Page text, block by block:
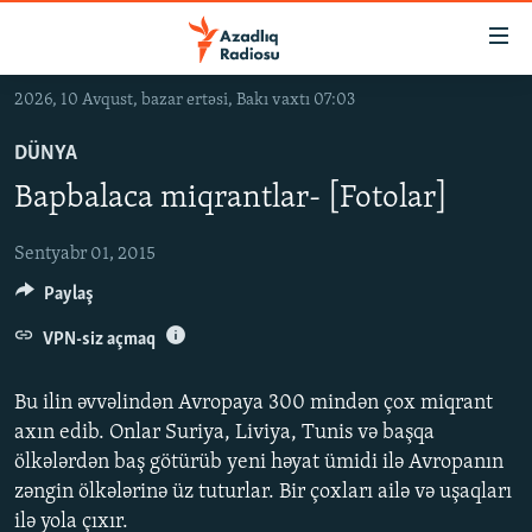
Əsas
qayıt
Əsas
naviqasiyaya
qayıt
keç
KORRUPSIOMETR
#ƏSLINDƏ
FƏRQƏ BAX
QANUNI DOĞRU
MULTIMEDIA
VIDEO
FOTOQALEREYA
RADIO ARXIV
OXU ZALI
HAQQIMIZDA
2026, 10 Avqust, bazar ertəsi, Bakı vaxtı 07:03
DÜNYA
Bapbalaca miqrantlar- [Fotolar]
Sentyabr 01, 2015
Bu ilin əvvəlindən Avropaya 300 mindən çox miqrant
axın edib. Onlar Suriya, Liviya, Tunis və başqa
ölkələrdən baş götürüb yeni həyat ümidi ilə Avropanın
zəngin ölkələrinə üz tuturlar. Bir çoxları ailə və uşaqları
ilə yola çıxır.
Paylaş
VPN-siz açmaq